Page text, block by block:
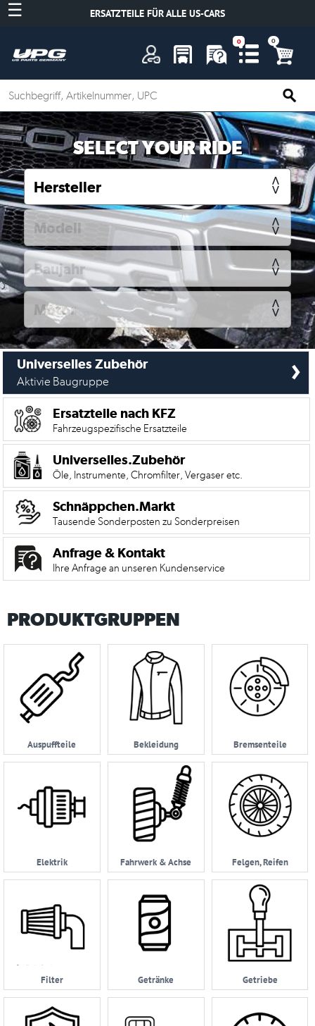
A
ERSATZTEILE FÜR ALLE US-CARS
Mein
Anmelden
Ersatzteilsuche
KFZ
Zubehör
Anfrage
Garage
|
Impressum
Zahlungsmöglichkeiten
Widerrufsbelehrung
☰
SELECT YOUR RIDE
Universelles Zubehör
Aktivie Baugruppe ›
Ersatzteile nach KFZ
Fahrzeugspezifische Ersatzteile
Universelles.Zubehör
Öle, Instrumente, Chromfilter, Vergaser etc.
Schnäppchen.Markt
Tausende Sonderposten zu Sonderpreisen
Anfrage & Kontakt
Ihre Anfrage an unseren Kundenservice
PRODUKTGRUPPEN
Auspuffteile Bekleidung Bremsenteile
Elektrik Fahrwerk & Achse Felgen, Reifen
Filter Getränke Getriebe